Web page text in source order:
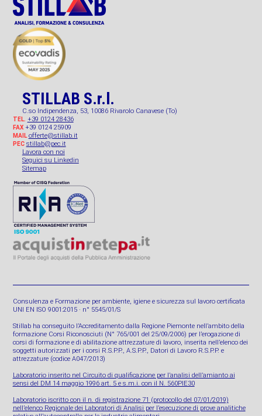
STILLAB S.r.l.
C.so Indipendenza, 53, 10086 Rivarolo Canavese (To)
TEL. +39 0124 28436
FAX+39 0124 25909
MAIL offerte@stillab.it
PEC stillab@pec.it
Lavora con noi
Seguici su Linkedin
Sitemap
Consulenza e Formazione per ambiente, igiene e sicurezza sul lavoro certificata
UNI EN ISO 9001:2015 · n° 5545/01/S
Stillab ha conseguito l’Accreditamento dalla Regione Piemonte nell’ambito della
formazione Corsi Riconosciuti (N° 765/001 del 25/09/2006) per l’erogazione di
corsi di formazione e di abilitazione attrezzature di lavoro, inserita nell’elenco dei
soggetti autorizzati per i corsi R.S.P.P., A.S.P.P., Datori di Lavoro R.S.P.P. e
attrezzature (codice A047/2013)
Laboratorio inserito nel Circuito di qualificazione per l’analisi dell’amianto ai
sensi del DM 14 maggio 1996 art. 5 e s.m.i. con il N. 560PIE30
Laboratorio iscritto con il n. di registrazione 71 (protocollo del 07/01/2019)
nell’elenco Regionale dei Laboratori di Analisi per l’esecuzione di prove analitiche